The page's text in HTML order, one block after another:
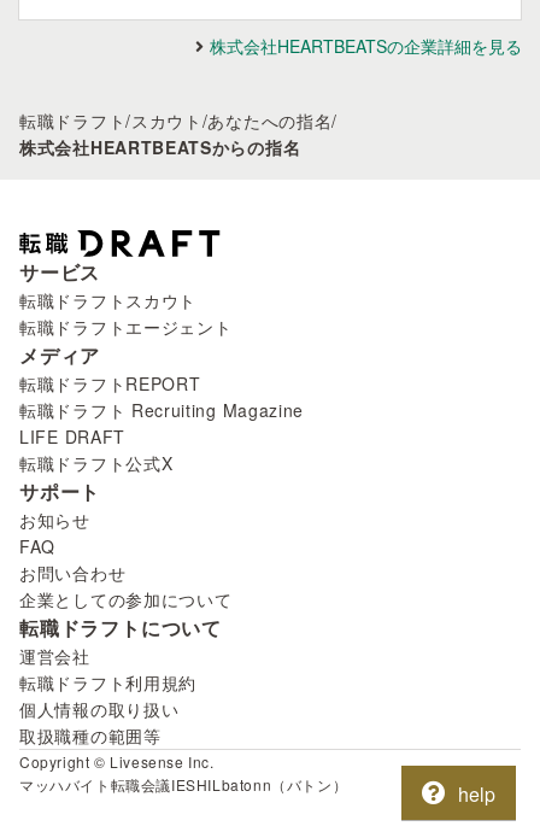
株式会社HEARTBEATSの企業詳細を見る
転職ドラフト/スカウト /あなたへの指名/
株式会社HEARTBEATSからの指名
サービス
転職ドラフトスカウト
転職ドラフトエージェント
メディア
転職ドラフトREPORT
転職ドラフト Recruiting Magazine
LIFE DRAFT
転職ドラフト公式X
サポート
お知らせ
FAQ
お問い合わせ
企業としての参加について
転職ドラフトについて
運営会社
転職ドラフト利用規約
個人情報の取り扱い
取扱職種の範囲等
Copyright © Livesense Inc.
マッハバイト 転職会議IESHIL batonn（バトン） help